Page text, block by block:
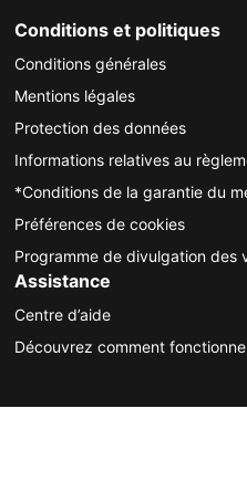
Conditions et politiques
Conditions générales
Mentions légales
Protection des données
Informations relatives au
*Conditions de la garantie du
Préférences de cookies
Programme de divulgation des
Assistance
Centre d’aide
Découvrez comment